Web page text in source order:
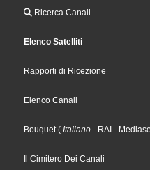
Ricerca Canali
Elenco Satelliti
Rapporti di Ricezione
Elenco Canali
Bouquet( Italiano - RAI -
Il Cimitero Dei Canali